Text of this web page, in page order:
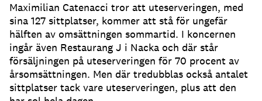
Maximilian Catenacci tror att uteserveringen, med
sina 127 sittplatser, kommer att stå för ungefär
hälften av omsättningen sommartid. I koncernen
ingår även Restaurang J i Nacka och där står
försäljningen på uteserveringen för 70 procent av
årsomsättningen. Men där tredubblas också antalet
sittplatser tack vare uteserveringen, plus att den